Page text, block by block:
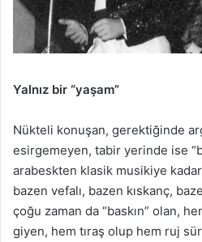
Yalnız bir “yaşam”
Nükteli konuşan, gerektiğinde
esirgemeyen, tabir yerinde ise
arabeskten klasik musikiye
bazen vefalı, bazen kıskanç,
çoğu zaman da “baskın” olan,
giyen, hem tıraş olup hem ruj